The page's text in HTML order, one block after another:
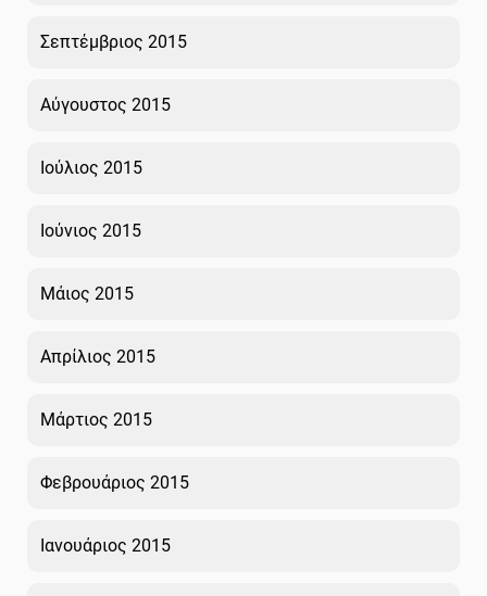
Σεπτέμβριος 2015
Αύγουστος 2015
Ιούλιος 2015
Ιούνιος 2015
Μάιος 2015
Απρίλιος 2015
Μάρτιος 2015
Φεβρουάριος 2015
Ιανουάριος 2015